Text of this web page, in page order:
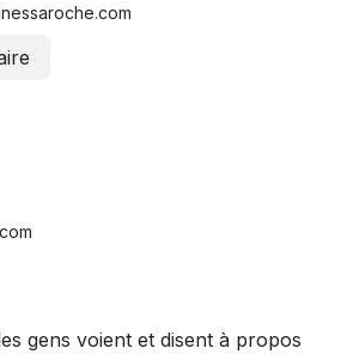
gens voient et disent à propos